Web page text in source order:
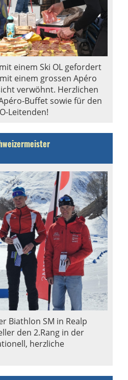
einem Ski OL gefordert
einem grossen Apéro
verwöhnt. Herzlichen
Buffet sowie für den
Leitenden!
Biathlon SM in Realp
den 2.Rang in der
herzliche